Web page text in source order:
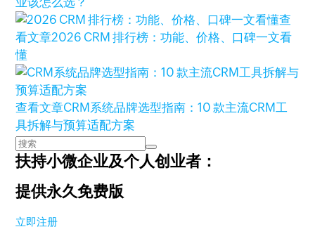
查
看文章2026 CRM 排行榜：功能、价格、口碑一文看
懂
查看文章CRM系统品牌选型指南：10 款主流CRM工
具拆解与预算适配方案
扶持小微企业及个人创业者：
提供永久免费版
立即注册